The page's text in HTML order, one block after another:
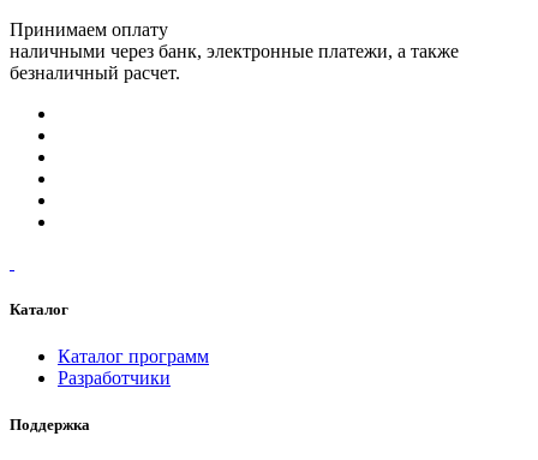
Принимаем оплату
наличными через банк, электронные платежи, а также
безналичный расчет.
Каталог
Каталог программ
Разработчики
Поддержка